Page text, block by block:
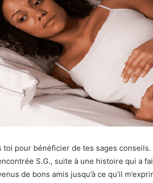
toi pour bénéficier de tes sages
S.G., suite à une histoire qui a
de bons amis jusqu’à ce qu’il